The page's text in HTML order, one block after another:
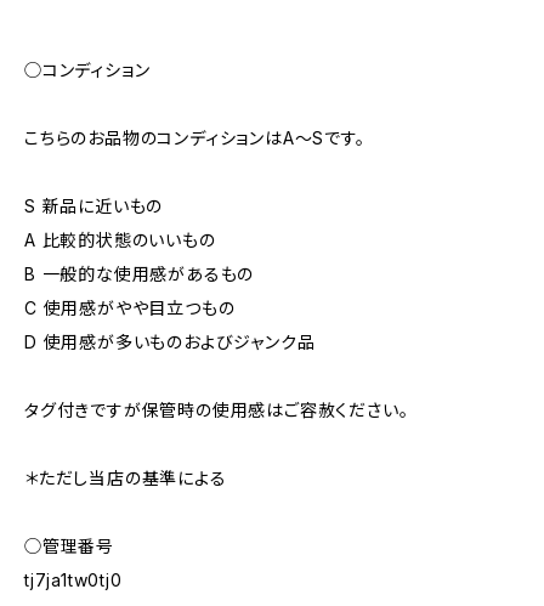
◯コンディション
こちらのお品物のコンディションはA～Sです。
S 新品に近いもの
A 比較的状態のいいもの
B 一般的な使用感があるもの
C 使用感がやや目立つもの
D 使用感が多いものおよびジャンク品
タグ付きですが保管時の使用感はご容赦ください。
＊ただし当店の基準による
◯管理番号
tj7ja1tw0tj0